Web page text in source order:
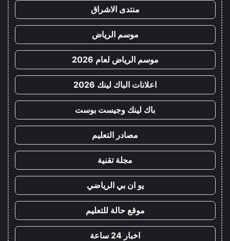
منتدى الاشراق
موسم الرياض
موسم الرياض لعام 2026
اعلانات الباك لينك 2026
باك لينك وجيست بوست
مصادر التعليم
مجلة تقنية
يو ان بي الرياضي
موقع حالة للتعليم
اخبار 24 ساعة